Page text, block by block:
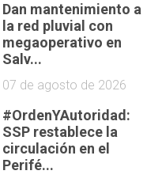
Dan mantenimiento a
la red pluvial con
megaoperativo en
Salv...
07 de agosto de 2026
#OrdenYAutoridad:
SSP restablece la
circulación en el
Perifé...